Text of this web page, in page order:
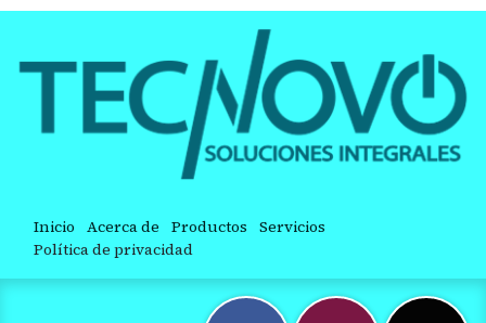
Inicio Acerca de Productos Servicios
Política de privacidad